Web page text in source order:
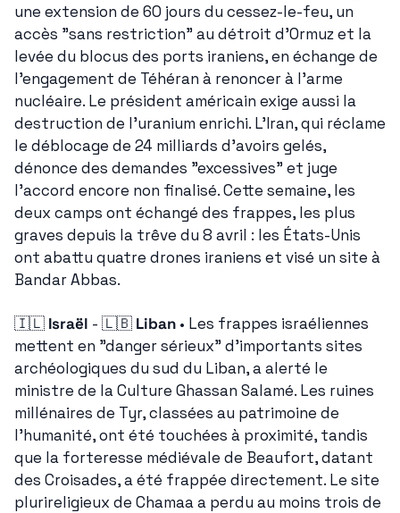
une extension de 60 jours du cessez-le-feu, un
accès "sans restriction" au détroit d'Ormuz et la
levée du blocus des ports iraniens, en échange de
l'engagement de Téhéran à renoncer à l'arme
nucléaire. Le président américain exige aussi la
destruction de l'uranium enrichi. L'Iran, qui réclame
le déblocage de 24 milliards d'avoirs gelés,
dénonce des demandes "excessives" et juge
l'accord encore non finalisé. Cette semaine, les
deux camps ont échangé des frappes, les plus
graves depuis la trêve du 8 avril : les États-Unis
ont abattu quatre drones iraniens et visé un site à
Bandar Abbas.
🇮🇱 Israël - 🇱🇧 Liban • Les frappes israéliennes
mettent en "danger sérieux" d'importants sites
archéologiques du sud du Liban, a alerté le
ministre de la Culture Ghassan Salamé. Les ruines
millénaires de Tyr, classées au patrimoine de
l'humanité, ont été touchées à proximité, tandis
que la forteresse médiévale de Beaufort, datant
des Croisades, a été frappée directement. Le site
plurireligieux de Chamaa a perdu au moins trois de